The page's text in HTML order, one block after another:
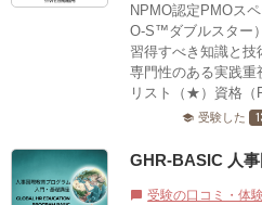
NPMO認定PMOス
O-S™ダブルスター
習得すべき知識と
専門性のある実践重
リスト（★）資格（
school 受験した
GHR-BASIC 人
chat_bubble 受験の口コミ・体